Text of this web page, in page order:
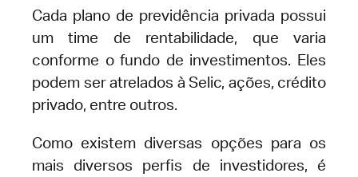
Cada plano de previdência privada possui
um time de rentabilidade, que varia
conforme o fundo de investimentos. Eles
podem ser atrelados à Selic, ações, crédito
privado, entre outros.
Como existem diversas opções para os
mais diversos perfis de investidores, é